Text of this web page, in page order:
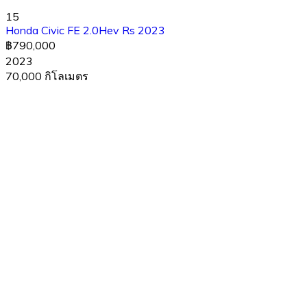
15
Honda Civic FE 2.0Hev Rs 2023
฿790,000
2023
70,000 กิโลเมตร